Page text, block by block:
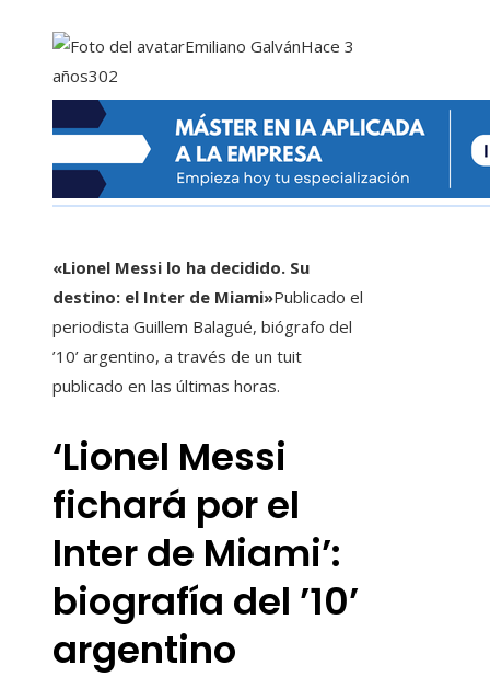
Emiliano GalvánHace 3
años302
«Lionel Messi lo ha decidido. Su
destino: el Inter de Miami»Publicado el
periodista Guillem Balagué, biógrafo del
’10’ argentino, a través de un tuit
publicado en las últimas horas.
‘Lionel Messi
fichará por el
Inter de Miami’:
biografía del ’10’
argentino